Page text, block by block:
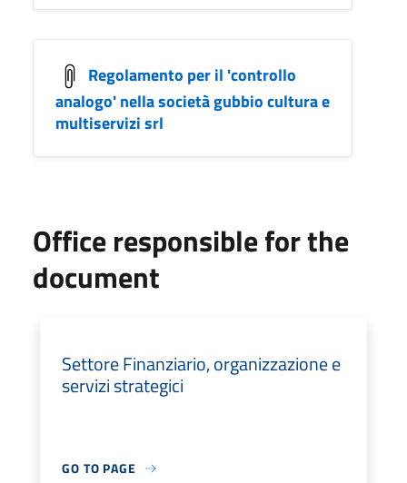
Regolamento per il 'controllo
analogo' nella società gubbio cultura e
multiservizi srl
Office responsible for the
document
Settore Finanziario, organizzazione e
servizi strategici
GO TO PAGE